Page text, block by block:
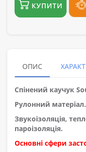
КУПИТИ
ОПИС
Спінений каучук
Рулонний матеріал.
Звукоізоляція,
пароізоляція.
Основні сфери